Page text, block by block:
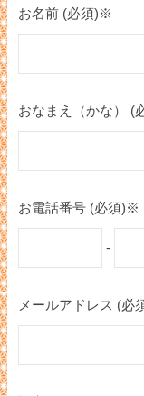
お名前 (必須)※
おなまえ（かな） (
お電話番号 (必須)※
-
メールアドレス (必